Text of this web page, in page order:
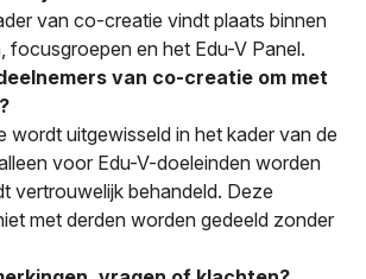
van co-creatie vindt plaats binnen
focusgroepen en het Edu-V Panel.
van co-creatie om met
wordt uitgewisseld in het kader van de
voor Edu-V-doeleinden worden
vertrouwelijk behandeld. Deze
met derden worden gedeeld zonder